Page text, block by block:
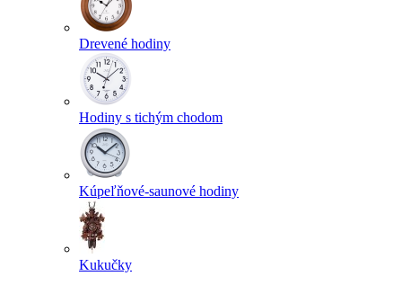
Drevené hodiny
Hodiny s tichým chodom
Kúpeľňové-saunové hodiny
Kukučky